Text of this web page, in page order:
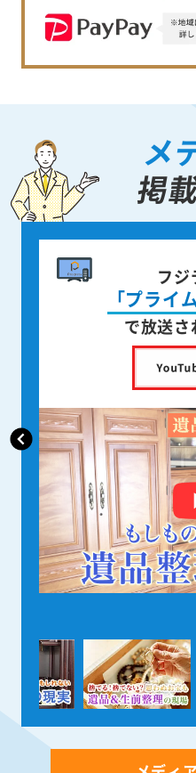
メ
掲
書
身近
亡くなっ
を出版